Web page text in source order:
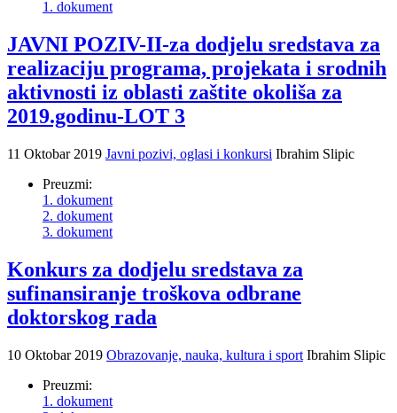
1. dokument
JAVNI POZIV-II-za dodjelu sredstava za
realizaciju programa, projekata i srodnih
aktivnosti iz oblasti zaštite okoliša za
2019.godinu-LOT 3
11 Oktobar 2019 Javni pozivi, oglasi i konkursi Ibrahim Slipic
Preuzmi:
1. dokument
2. dokument
3. dokument
Konkurs za dodjelu sredstava za
sufinansiranje troškova odbrane
doktorskog rada
10 Oktobar 2019 Obrazovanje, nauka, kultura i sport Ibrahim Slipic
Preuzmi:
1. dokument